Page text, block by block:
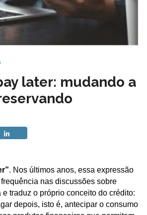
later: mudando a
. Nos últimos anos, essa expressão
nas discussões sobre
traduz o próprio conceito do crédito:
depois, isto é, antecipar o consumo